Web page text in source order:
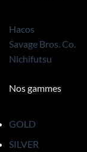
Hacos
Savage Bros. Co.
Nichifutsu
Nos gammes
GOLD
SILVER